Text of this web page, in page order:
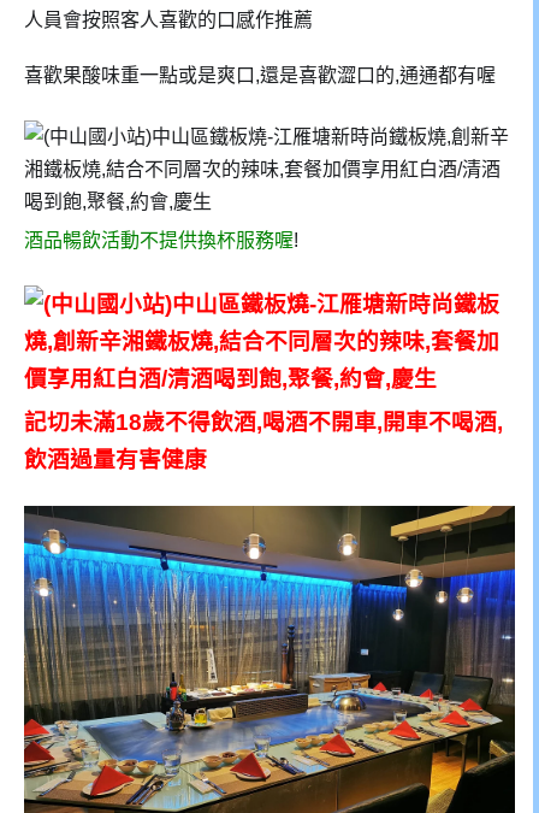
人員會按照客人喜歡的口感作推薦
喜歡果酸味重一點或是爽口,還是喜歡澀口的,通通都有喔
酒品暢飲活動不提供換杯服務喔!
記切未滿18歲不得飲酒,喝酒不開車,開車不喝酒,
飲酒過量有害健康